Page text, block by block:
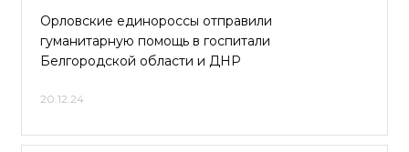
Орловские единороссы отправили
гуманитарную помощь в госпитали
Белгородской области и ДНР
20.12.24